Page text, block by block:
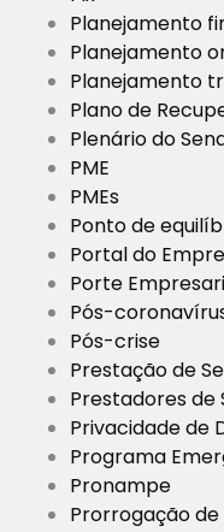
Planejamento
Planejamento
Planejamento
Plano de
Plenário do
PME
PMEs
Ponto de
Portal do
Porte
Pós-
Pós-crise
Prestação de
Prestadores de
Privacidade de
Programa
Pronampe
Prorrogação